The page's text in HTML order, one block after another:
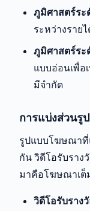
ภูมิศาสตร์ระ
ระหว่างราย
ภูมิศาสตร์ระ
แบบอ่อนเพื่อ
มีจำกัด
การแบ่งส่วน
รูปแบบโฆษณาที่
กัน วิดีโอรับราง
มาคือโฆษณาเต็
วิดีโอรับราง